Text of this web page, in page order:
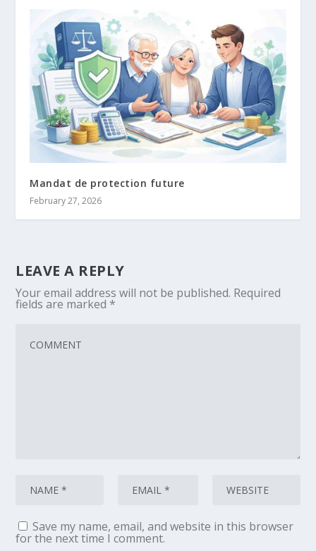
Mandat de protection future
February 27, 2026
LEAVE A REPLY
Your email address will not be published. Required
fields are marked *
Save my name, email, and website in this browser
for the next time I comment.